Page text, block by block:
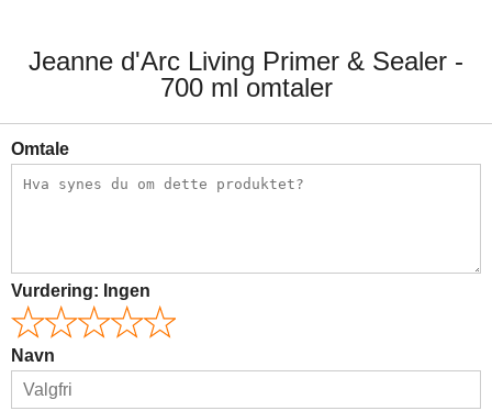
Jeanne d'Arc Living Primer & Sealer -
700 ml omtaler
Omtale
Vurdering: Ingen
Navn